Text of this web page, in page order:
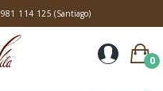
981 114 125 (Santiago)
0